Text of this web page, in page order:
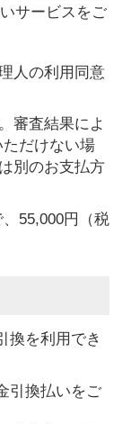
サービスをご
人の利用同意
審査結果によ
だけない場
別のお支払方
55,000円（税
換を利用でき
引換払いをご